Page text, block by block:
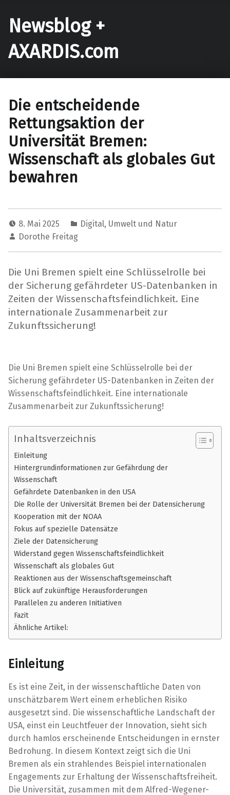
Newsblog +
AXARDIS.com
Die entscheidende
Rettungsaktion der
Universität Bremen:
Wissenschaft als globales Gut
bewahren
8. Mai 2025 Digital, Umwelt und Natur
Dorothe Freitag
Die Uni Bremen spielt eine Schlüsselrolle bei
der Sicherung gefährdeter US-Datenbanken in
Zeiten der Wissenschaftsfeindlichkeit. Eine
internationale Zusammenarbeit zur
Zukunftssicherung!
Die Uni Bremen spielt eine Schlüsselrolle bei der
Sicherung gefährdeter US-Datenbanken in Zeiten der
Wissenschaftsfeindlichkeit. Eine internationale
Zusammenarbeit zur Zukunftssicherung!
Inhaltsverzeichnis
Einleitung
Hintergrundinformationen zur Gefährdung der
Wissenschaft
Gefährdete Datenbanken in den USA
Die Rolle der Universität Bremen bei der Datensicherung
Kooperation mit der NOAA
Fokus auf spezielle Datensätze
Ziele der Datensicherung
Widerstand gegen Wissenschaftsfeindlichkeit
Wissenschaft als globales Gut
Reaktionen aus der Wissenschaftsgemeinschaft
Blick auf zukünftige Herausforderungen
Parallelen zu anderen Initiativen
Fazit
Ähnliche Artikel:
Einleitung
Es ist eine Zeit, in der wissenschaftliche Daten von
unschätzbarem Wert einem erheblichen Risiko
ausgesetzt sind. Die wissenschaftliche Landschaft der
USA, einst ein Leuchtfeuer der Innovation, sieht sich
durch hamlos erscheinende Entscheidungen in ernster
Bedrohung. In diesem Kontext zeigt sich die Uni
Bremen als ein strahlendes Beispiel internationalen
Engagements zur Erhaltung der Wissenschaftsfreiheit.
Die Universität, zusammen mit dem Alfred-Wegener-